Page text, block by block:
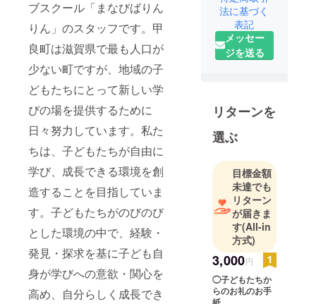
ブスクール「まなびばりん
りん」のスタッフです。甲
良町は滋賀県で最も人口が
少ない町ですが、地域の子
どもたちにとって新しい学
びの場を提供するために
日々努力しています。私た
ちは、子どもたちが自由に
学び、成長できる環境を創
造することを目指していま
す。子どもたちがのびのび
とした環境の中で、経験・
発見・探求を基に子ども自
身が学びへの意欲・関心を
高め、自分らしく成長でき
として児童
発達支援事
業所Child
supportりん
た。この度
場所の移設
をし、児童
業と
学校や市町
の教育委員
会と連携し
つつ、子ど
もたちの新
しい学びの
場へと変わ
ります。ど
法に基づく
表記
メッセー
ジを送る
リターンを
選ぶ
目標金額
未達でも
リターン
が届きま
す(All-in
方式)
3,000円
◯子どもたちか
らのお礼のお手